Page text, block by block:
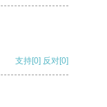
支持[0] 反对[0]